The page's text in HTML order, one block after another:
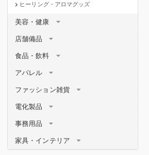
ヒーリング・アロマグッズ
美容・健康
店舗備品
食品・飲料
アパレル
ファッション雑貨
電化製品
事務用品
家具・インテリア